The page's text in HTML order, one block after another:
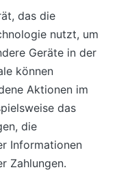
das die
nutzt, um
Geräte in der
können
Aktionen im
das
die
Informationen
Zahlungen.